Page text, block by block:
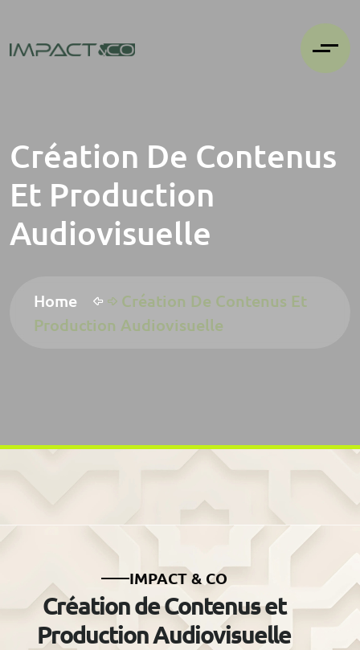
Création De Contenus
Et Production
Audiovisuelle
Home
Création De Contenus Et
Production Audiovisuelle
IMPACT & CO
Création de Contenus et
Production Audiovisuelle